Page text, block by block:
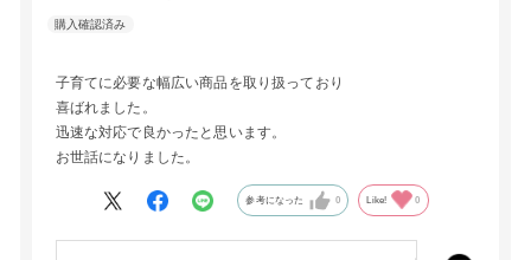
子育てに必要な幅広い商品を取り扱っており
喜ばれました。
迅速な対応で良かったと思います。
お世話になりました。
参考になった 0 Like! 0